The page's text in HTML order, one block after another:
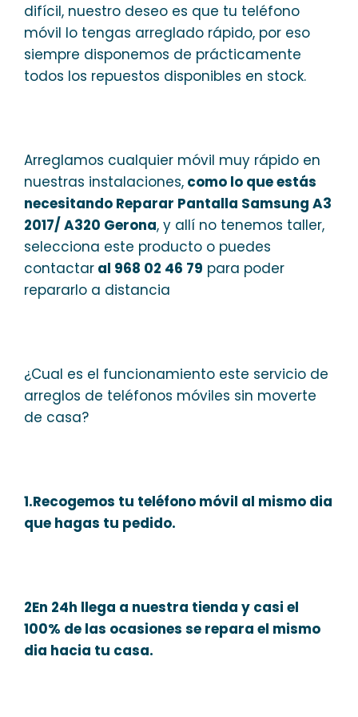
difícil, nuestro deseo es que tu teléfono
móvil lo tengas arreglado rápido, por eso
siempre disponemos de prácticamente
todos los repuestos disponibles en stock.
Arreglamos cualquier móvil muy rápido en
nuestras instalaciones, como lo que estás
necesitando Reparar Pantalla Samsung A3
2017/ A320 Gerona, y allí no tenemos taller,
selecciona este producto o puedes
contactar al 968 02 46 79 para poder
repararlo a distancia
¿Cual es el funcionamiento este servicio de
arreglos de teléfonos móviles sin moverte
de casa?
1.Recogemos tu teléfono móvil al mismo dia
que hagas tu pedido.
2En 24h llega a nuestra tienda y casi el
100% de las ocasiones se repara el mismo
dia hacia tu casa.